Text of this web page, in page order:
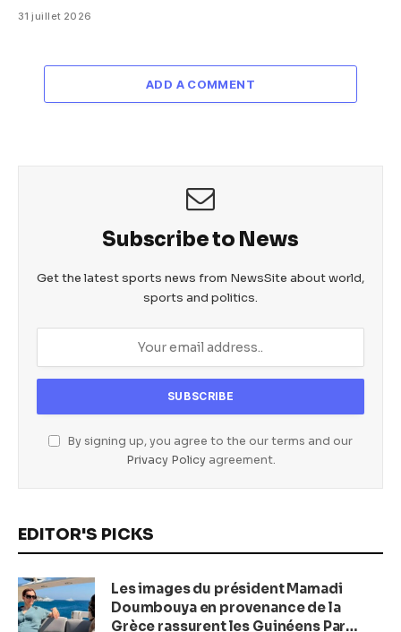
31 juillet 2026
ADD A COMMENT
Subscribe to News
Get the latest sports news from NewsSite about world,
sports and politics.
By signing up, you agree to the our terms and our
Privacy Policyagreement.
EDITOR'S PICKS
Les images du président Mamadi
Doumbouya en provenance de la
Grèce rassurent les Guinéens Par